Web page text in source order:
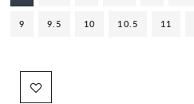
9 9.5 10 10.5 11